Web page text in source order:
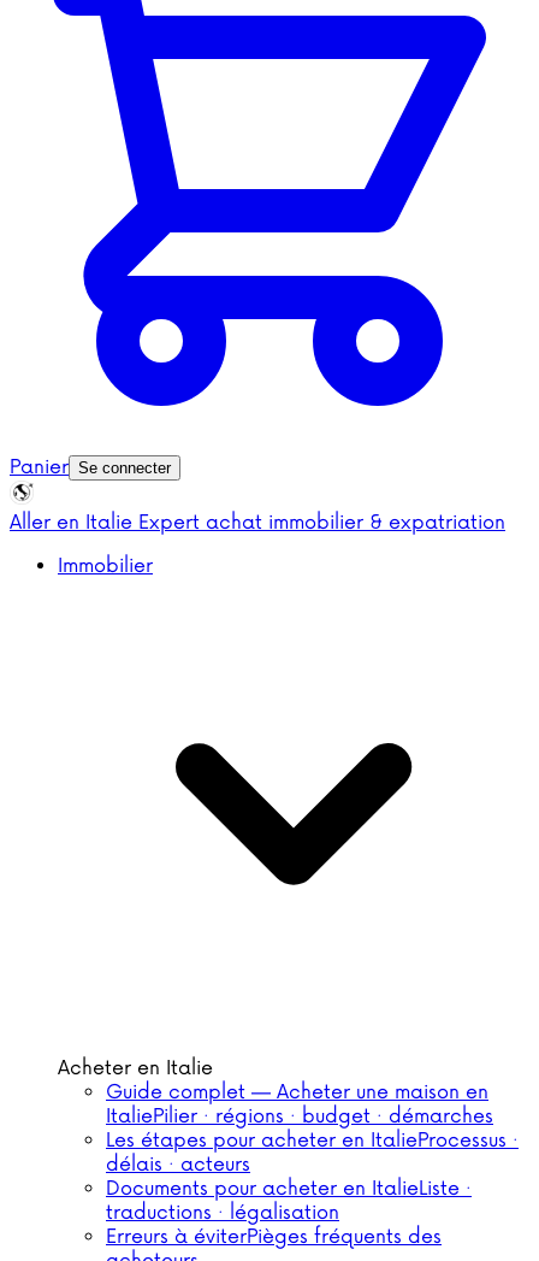
Panier Se connecter
Aller en Italie Expert achat immobilier & expatriation
Immobilier
Acheter en Italie
Guide complet — Acheter une maison en
ItaliePilier · régions · budget · démarches
Les étapes pour acheter en ItalieProcessus ·
délais · acteurs
Documents pour acheter en ItalieListe ·
traductions · légalisation
Erreurs à éviterPièges fréquents des